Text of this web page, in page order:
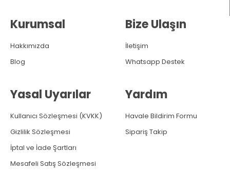
Kurumsal
Hakkımızda
Blog
Yasal Uyarılar
Kullanıcı Sözleşmesi (KVKK)
Gizlilik Sözleşmesi
İptal ve İade Şartları
Mesafeli Satış Sözleşmesi
Bize Ulaşın
İletişim
Whatsapp Destek
Yardım
Havale Bildirim Formu
Sipariş Takip